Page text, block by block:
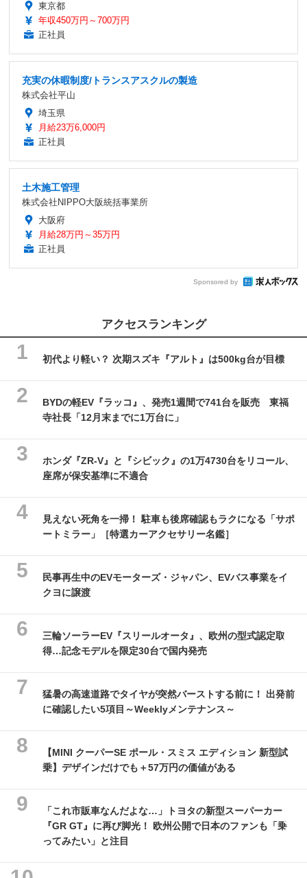
東京都
年収450万円～700万円
正社員
充実の休暇制度/トランスアスクルの製造
株式会社平山
埼玉県
月給23万6,000円
正社員
土木施工管理
株式会社NIPPO大阪統括事業所
大阪府
月給28万円～35万円
正社員
Sponsored by
アクセスランキング
初代より軽い？ 次期スズキ『アルト』は500kg台が目標
BYDの軽EV『ラッコ』、発売1週間で741台を販売 東福
寺社長「12月末までに1万台に」
ホンダ『ZR-V』と『シビック』の1万4730台をリコール、
座席が保安基準に不適合
見えない死角を一掃！ 駐車も後席確認もラクになる「サポ
ートミラー」［特選カーアクセサリー名鑑］
民事再生中のEVモーターズ・ジャパン、EVバス事業をイ
クヨに譲渡
三輪ソーラーEV『スリールオータ』、欧州の型式認定取
得…記念モデルを限定30台で国内発売
猛暑の高速道路でタイヤが突然バーストする前に！ 出発前
に確認したい5項目～Weeklyメンテナンス～
【MINI クーパーSE ポール・スミス エディション 新型試
乗】デザインだけでも＋57万円の価値がある
「これ市販車なんだよな…」トヨタの新型スーパーカー
『GR GT』に再び脚光！ 欧州公開で日本のファンも「乗
ってみたい」と注目